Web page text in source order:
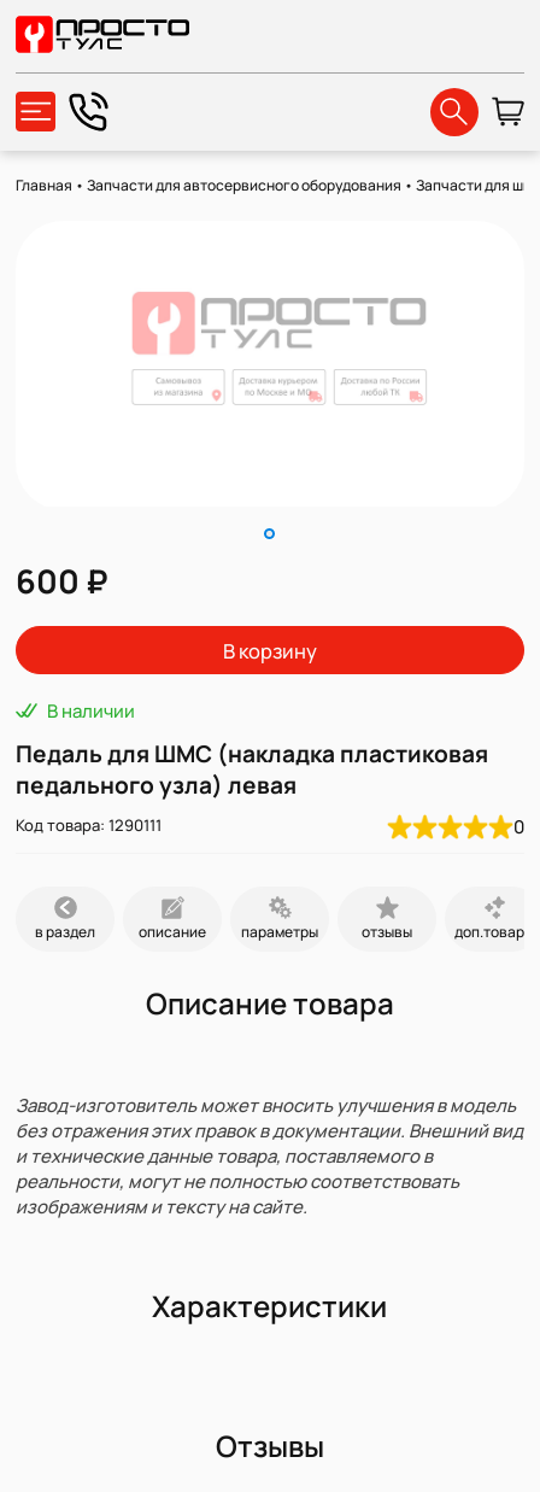
Главная •Запчасти для автосервисного оборудования •Запчасти для
600 ₽
В корзину
В наличии
Педаль для ШМС (накладка пластиковая
педального узла) левая
Код товара: 1290111 0
в раздел описание параметры отзывы доп.товары
Описание товара
Завод-изготовитель может вносить улучшения в модель
без отражения этих правок в документации. Внешний вид
и технические данные товара, поставляемого в
реальности, могут не полностью соответствовать
изображениям и тексту на сайте.
Характеристики
Отзывы